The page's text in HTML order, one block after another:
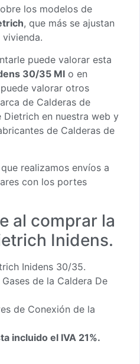
los modelos de
, que más se ajustan
vivienda.
puede valorar esta
30/35 MI o en
valorar otros
de Calderas de
Dietrich en nuestra web y
de Calderas de
realizamos envíos a
con los portes
al comprar la
Inidens.
Inidens 30/35.
de la Caldera De
de Conexión de la
incluido el IVA 21%.